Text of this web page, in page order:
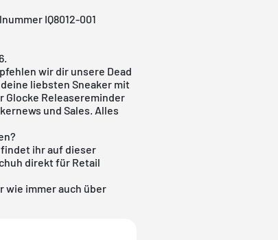
IQ8012-001
wir dir unsere Dead
deine liebsten Sneaker mit
Glocke Releasereminder
und Sales. Alles
findet ihr auf dieser
direkt für Retail
wie immer auch über